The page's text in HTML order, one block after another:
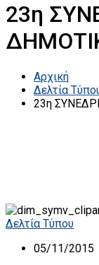
23η
Αρχική
Δελτία
23η
Δελτία Τύπου
05/11/2015